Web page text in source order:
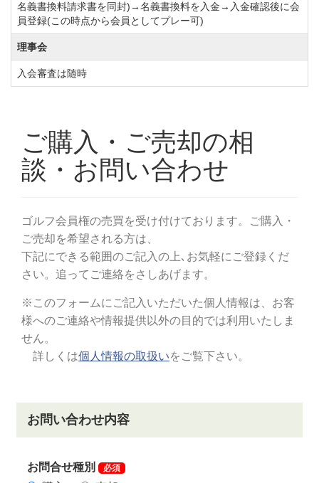
名義書換料請求書を同封)→名義書換料を入金→入金確認後に会
員登録(この時点から会員としてプレー可)
理事会
入会審査は随時